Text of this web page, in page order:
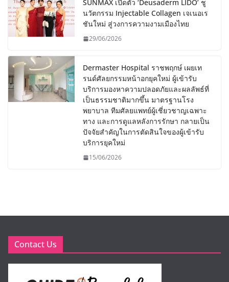
SUNMAX เปิดตัว ‘Deusaderm LIDO’ ชู
นวัตกรรม Injectable Collagen เจเนอเร
ชันใหม่ สู่วงการความงามเมืองไทย
29/06/2026
Dermaster Hospital ราชพฤกษ์ เผยเท
รนด์ศัลยกรรมหน้าอกยุคใหม่ ผู้เข้ารับ
บริการมองหาความปลอดภัยและผลลัพธ์ที่
เป็นธรรมชาติมากขึ้น มาตรฐานโรง
พยาบาล ทีมศัลยแพทย์ผู้เชี่ยวชาญเฉพาะ
ทาง และการดูแลหลังการรักษา กลายเป็น
ปัจจัยสำคัญในการตัดสินใจของผู้เข้ารับ
บริการยุคใหม่
15/06/2026
Contact Us